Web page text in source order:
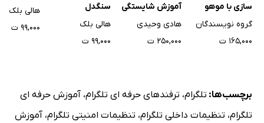
سازی با موهو
MOHO به زبان
گروه نویسندگان
۱۶۵,۰۰۰ ت
آموزش شایستگی
کارور فتوشاپ
هادی وحیدی
۲۵۰,۰۰۰ ت
سنگدل
هالی بلک
۹۹,۰۰۰ ت
هالی بلک
۹۹,۰۰۰ ت
برچسب‌ها: تلگرام، ترفندهای حرفه ای تلگرام، آموزش حرفه ای
تلگرام، تنظیمات داخلی تلگرام، تنظیمات امنیتی تلگرام، آموزش